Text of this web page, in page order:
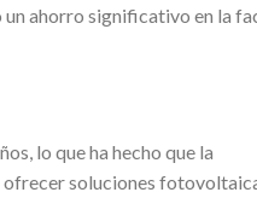
ahorro significativo en la
lo que ha hecho que la
ofrecer soluciones